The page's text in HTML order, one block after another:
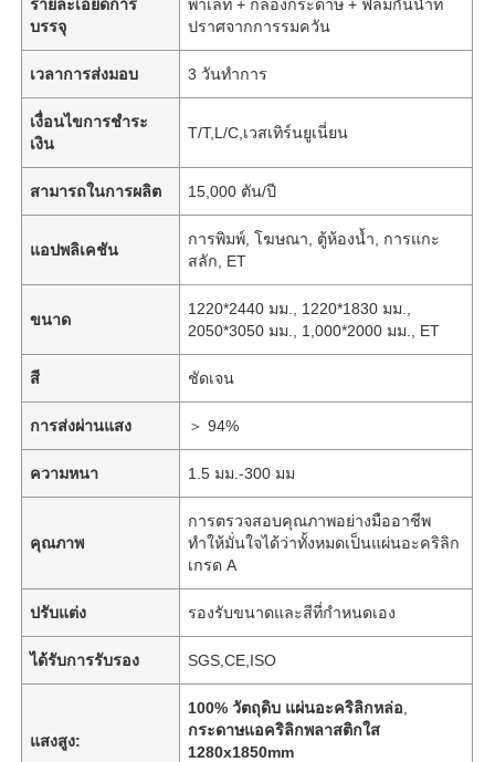
รายละเอียดการ
บรรจุ
พาเลท + กล่องกระดาษ + ฟิล์มกันน้ำที่
ปราศจากการรมควัน
เวลาการส่งมอบ 3 วันทำการ
เงื่อนไขการชำระ
เงิน
T/T,L/C,เวสเทิร์นยูเนี่ยน
สามารถในการผลิต 15,000 ตัน/ปี
แอปพลิเคชัน
การพิมพ์, โฆษณา, ตู้ห้องน้ำ, การแกะ
สลัก, ET
ขนาด
1220*2440 มม., 1220*1830 มม.,
2050*3050 มม., 1,000*2000 มม., ET
สี ชัดเจน
การส่งผ่านแสง ＞ 94%
ความหนา 1.5 มม.-300 มม
คุณภาพ
การตรวจสอบคุณภาพอย่างมืออาชีพ
ทำให้มั่นใจได้ว่าทั้งหมดเป็นแผ่นอะคริลิก
เกรด A
ปรับแต่ง รองรับขนาดและสีที่กำหนดเอง
ได้รับการรับรอง SGS,CE,ISO
แสงสูง:
100% วัตถุดิบ แผ่นอะคริลิกหล่อ
กระดาษแอคริลิกพลาสติกใส
1280x1850mm